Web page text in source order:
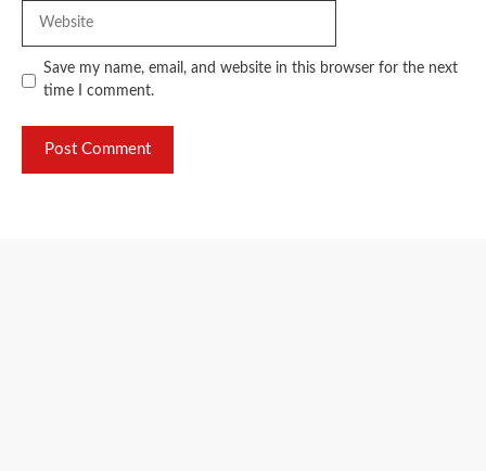
Save my name, email, and website in this browser for the next
time I comment.